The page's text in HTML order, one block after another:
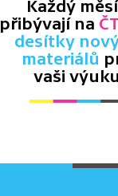
Každý
přibývají na
desítky
materiálů
vaši výuku